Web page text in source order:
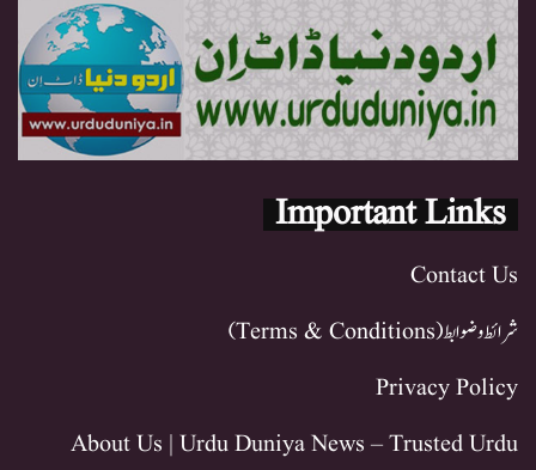
Important Links
Contact Us
شرائط و ضوابط (Terms & Conditions)
Privacy Policy
About Us | Urdu Duniya News – Trusted Urdu